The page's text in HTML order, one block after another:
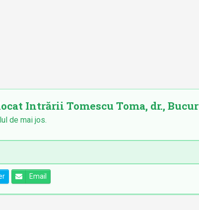
Intrării Tomescu Toma, dr.,
de mai jos.
Email